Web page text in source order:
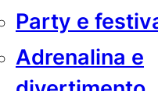
Party e
Adrenalina e